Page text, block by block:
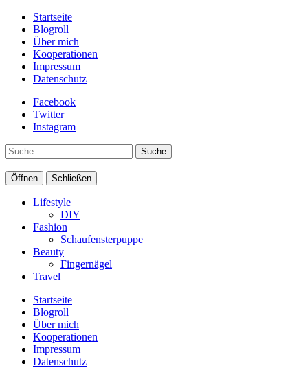
Startseite
Blogroll
Über mich
Kooperationen
Impressum
Datenschutz
Facebook
Twitter
Instagram
Suche
Öffnen Schließen
Lifestyle
DIY
Fashion
Schaufensterpuppe
Beauty
Fingernägel
Travel
Startseite
Blogroll
Über mich
Kooperationen
Impressum
Datenschutz